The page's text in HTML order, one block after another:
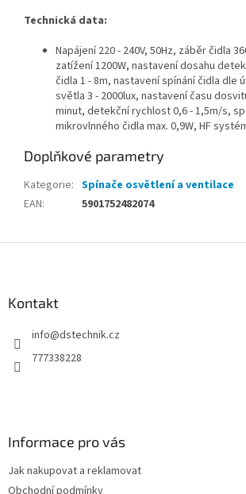
Technická data:
Napájení 220 - 240V, 50Hz, záběr čidla
zatížení 1200W, nastavení dosahu
čidla 1 - 8m, nastavení spínání čidla dle
světla 3 - 2000lux, nastavení času
minut, detekční rychlost 0,6 - 1,5m/s,
mikrovlnného čidla max. 0,9W, HF
Doplňkové parametry
Kategorie: Spínače osvětlení a ventilace
EAN: 5901752482074
Kontakt
info@dstechnik.cz
777338228
Informace pro vás
Jak nakupovat a reklamovat